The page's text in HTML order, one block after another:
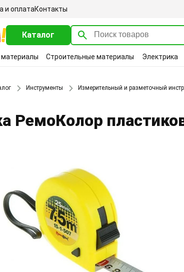
и оплатаКонтакты
Каталог
Строительные материалы Электрика
Инструменты Измерительный и разметочный
РемоКолор